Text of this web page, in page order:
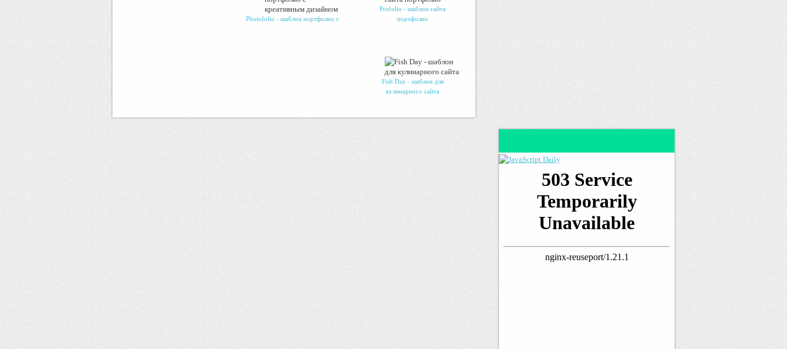
Photofolio - шаблон портфолио с
Profolio - шаблон сайта
портфолио
Fish Day - шаблон для
кулинарного сайта